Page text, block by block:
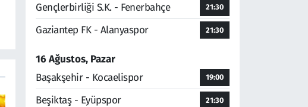
Gençlerbirliği S.K. - Fenerbahçe 21:30
Gaziantep FK - Alanyaspor 21:30
16 Ağustos, Pazar
Başakşehir - Kocaelispor
19:00
Beşiktaş - Eyüpspor 21:30